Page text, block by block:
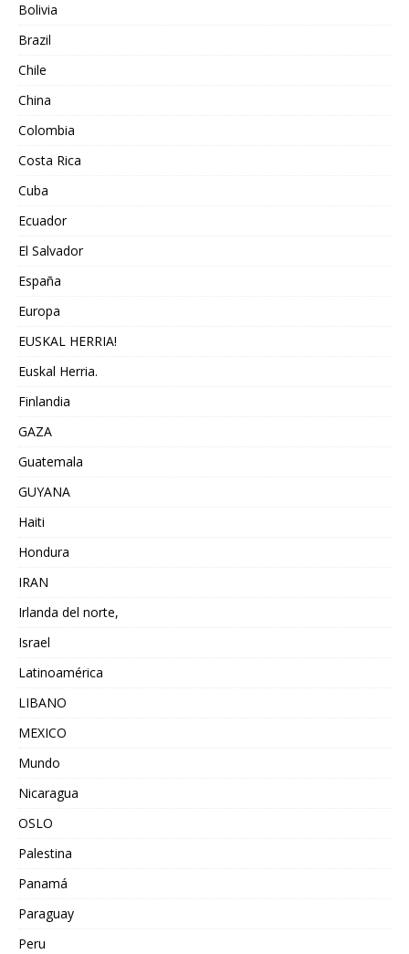
Bolivia
Brazil
Chile
China
Colombia
Costa Rica
Cuba
Ecuador
El Salvador
España
Europa
EUSKAL HERRIA!
Euskal Herria.
Finlandia
GAZA
Guatemala
GUYANA
Haiti
Hondura
IRAN
Irlanda del norte,
Israel
Latinoamérica
LIBANO
MEXICO
Mundo
Nicaragua
OSLO
Palestina
Panamá
Paraguay
Peru